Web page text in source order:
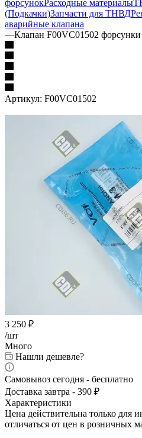
форсунокРасходные материалы
(Подкачки)Запчасти для ТНВД
аварийные клапана
—Клапан F00VC01502 форсунки
Артикул: F00VC01502
3 250 ₽
/шт
Много
Нашли дешевле?
Самовывоз сегодня - бесплатно
Доставка завтра - 390 ₽
Характеристики
Цена действительна только для
отличаться от цен в розничных